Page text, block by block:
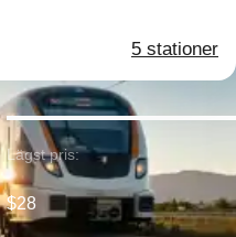
5 stationer
Lägst pris:
$28